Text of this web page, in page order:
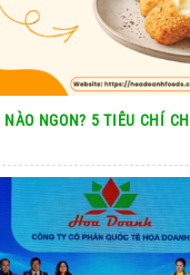
NGON? 5 TIÊU CHÍ